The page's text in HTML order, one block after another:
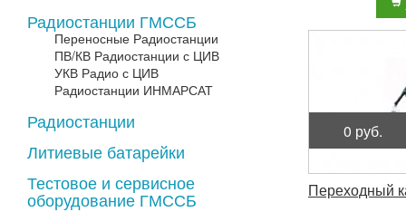
Радиостанции ГМССБ
Переносные Радиостанции
ПВ/КВ Радиостанции с ЦИВ
УКВ Радио с ЦИВ
Радиостанции ИНМАРСАТ
Радиостанции
Литиевые батарейки
Тестовое и сервисное
оборудование ГМССБ
0 руб.
Переходный